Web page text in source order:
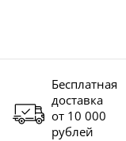
Бесплатная
доставка
от 10 000
рублей